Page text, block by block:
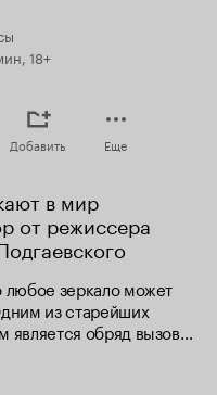
18+
Добавить Еще
в мир
от режиссера
любое зеркало может
из старейших
является обряд вызова
в шутку решают
на какие ужасы они